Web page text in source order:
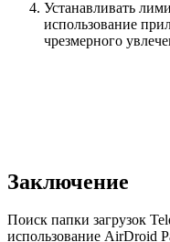
Устанавливать
использование
чрезмерного
Заключение
Поиск папки загрузок
использование AirDroid